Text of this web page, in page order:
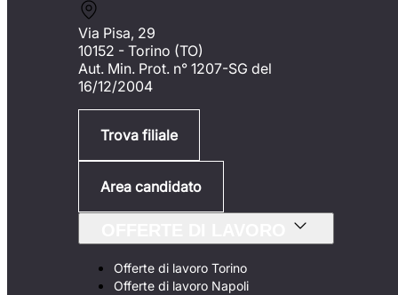
Via Pisa, 29
10152 - Torino (TO)
Aut. Min. Prot. n° 1207-SG del
16/12/2004
Trova filiale
Area candidato
Offerte di lavoro Torino
Offerte di lavoro Napoli